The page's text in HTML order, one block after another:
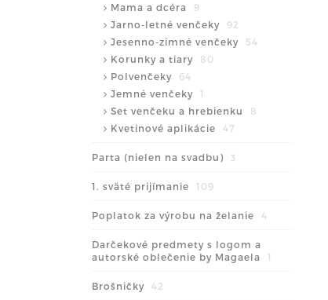
Mama a dcéra
9
Jarno-letné venčeky
92
Jesenno-zimné venčeky
54
Korunky a tiary
80
Polvenčeky
64
Jemné venčeky
1
Set venčeku a hrebienku
8
Kvetinové aplikácie
47
Parta (nielen na svadbu) 3
1. sväté prijímanie 109
Poplatok za výrobu na želanie 4
Darčekové predmety s logom a
autorské oblečenie by Magaela
1
Brošničky 42